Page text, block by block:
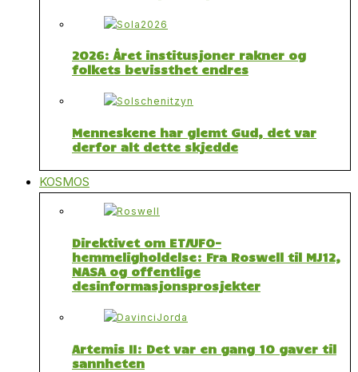
2026: Året institusjoner rakner og
folkets bevissthet endres
Menneskene har glemt Gud, det var
derfor alt dette skjedde
KOSMOS
Direktivet om ET/UFO-
hemmeligholdelse: Fra Roswell til MJ12,
NASA og offentlige
desinformasjonsprosjekter
Artemis II: Det var en gang 10 gaver til
sannheten